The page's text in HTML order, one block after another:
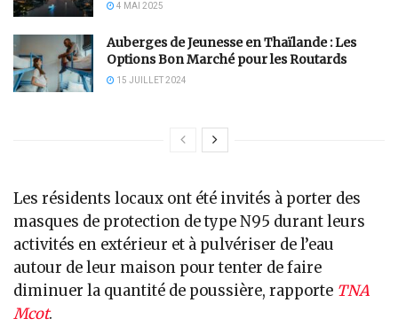
4 MAI 2025
Auberges de Jeunesse en Thaïlande : Les
Options Bon Marché pour les Routards
15 JUILLET 2024
Les résidents locaux ont été invités à porter des
masques de protection de type N95 durant leurs
activités en extérieur et à pulvériser de l’eau
autour de leur maison pour tenter de faire
diminuer la quantité de poussière, rapporte TNA
Mcot.